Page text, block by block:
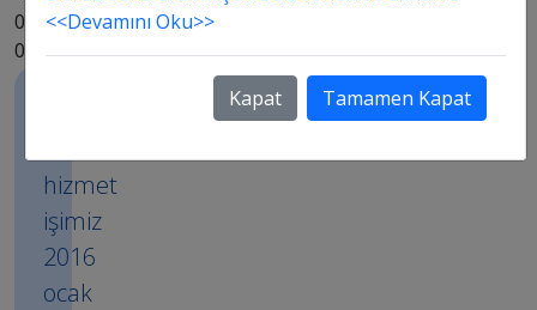
03.03.2016
02:03
hizmet
işimiz
2016
ocak
<<Devamını Oku>>
Kapat Tamamen Kapat